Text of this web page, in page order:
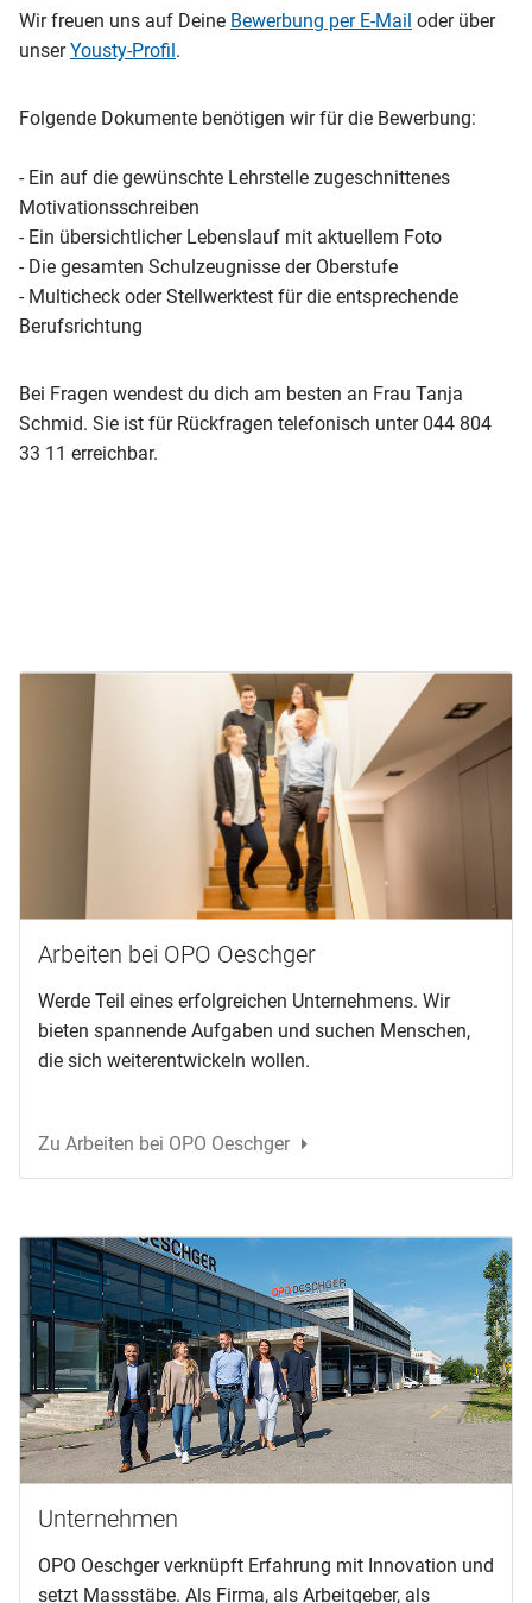
Wir freuen uns auf Deine Bewerbung per E-Mail oder über
unserYousty-Profil.
Folgende Dokumente benötigen wir für die Bewerbung:
- Ein auf die gewünschte Lehrstelle zugeschnittenes
Motivationsschreiben
- Ein übersichtlicher Lebenslauf mit aktuellem Foto
- Die gesamten Schulzeugnisse der Oberstufe
- Multicheck oder Stellwerktest für die entsprechende
Berufsrichtung
Bei Fragen wendest du dich am besten an Frau Tanja
Schmid. Sie ist für Rückfragen telefonisch unter 044 804
33 11 erreichbar.
Arbeiten bei OPO Oeschger
Werde Teil eines erfolgreichen Unternehmens. Wir
bieten spannende Aufgaben und suchen Menschen,
die sich weiterentwickeln wollen.
Zu Arbeiten bei OPO Oeschger
Unternehmen
OPO Oeschger verknüpft Erfahrung mit Innovation und
setzt Massstäbe. Als Firma, als Arbeitgeber, als